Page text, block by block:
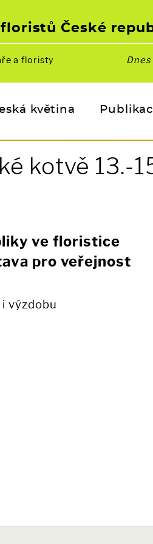
České
a floristy
květina
kotvě 13.-
ve floristice
pro veřejnost
výzdobu